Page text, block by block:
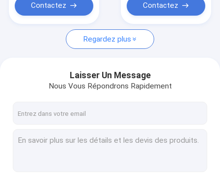
Nokia
Contactez Contactez
Regardez plus
Laisser Un Message
Nous Vous Répondrons Rapidement